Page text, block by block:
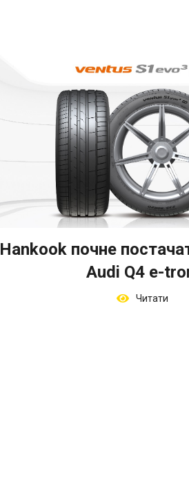
Hankook почне
Audi Q4 e-
Читати